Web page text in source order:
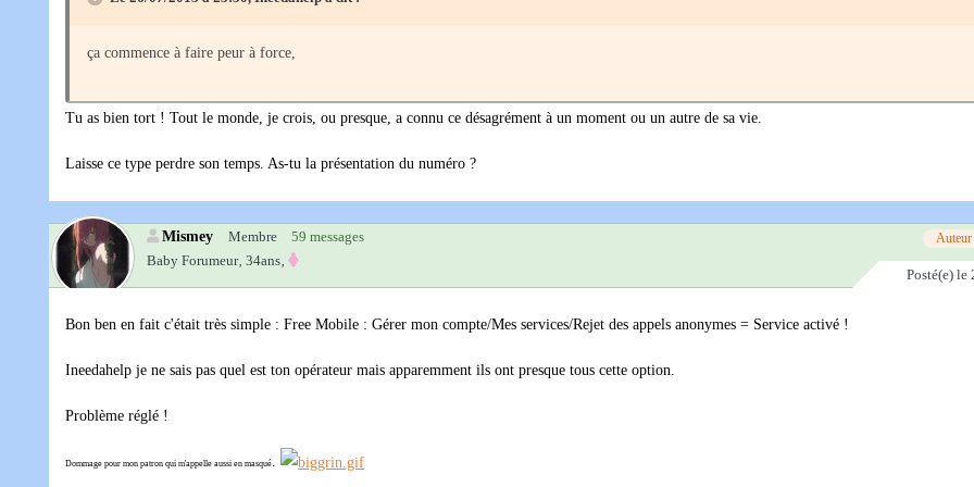
ça commence à faire peur à force,
Tu as bien tort ! Tout le monde, je crois, ou presque, a connu ce désagrément à un moment ou un autre de sa vie.
Laisse ce type perdre son temps. As-tu la présentation du numéro ?
Mismey Membre 59 messages Auteur
Baby Forumeur‚ 34ans‚
Posté(e) le
Bon ben en fait c'était très simple : Free Mobile : Gérer mon compte/Mes services/Rejet des appels anonymes = Service activé !
Ineedahelp je ne sais pas quel est ton opérateur mais apparemment ils ont presque tous cette option.
Problème réglé !
Dommage pour mon patron qui m'appelle aussi en masqué.